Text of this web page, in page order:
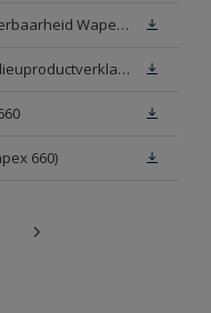
Technical Report decontamineerbaarheid Wapex 660
Sikkens Floor Paints- EPD of Milieuproductverklaring
660)